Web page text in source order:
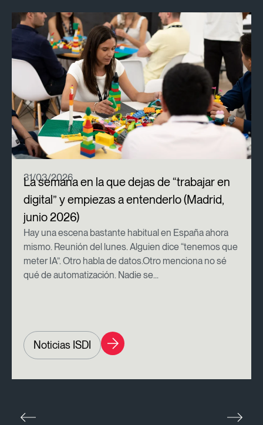
31/03/2026
La semana en la que dejas de “trabajar en
digital” y empiezas a entenderlo (Madrid,
junio 2026)
Hay una escena bastante habitual en España ahora
mismo. Reunión del lunes. Alguien dice “tenemos que
meter IA”. Otro habla de datos.Otro menciona no sé
qué de automatización. Nadie se...
Noticias ISDI